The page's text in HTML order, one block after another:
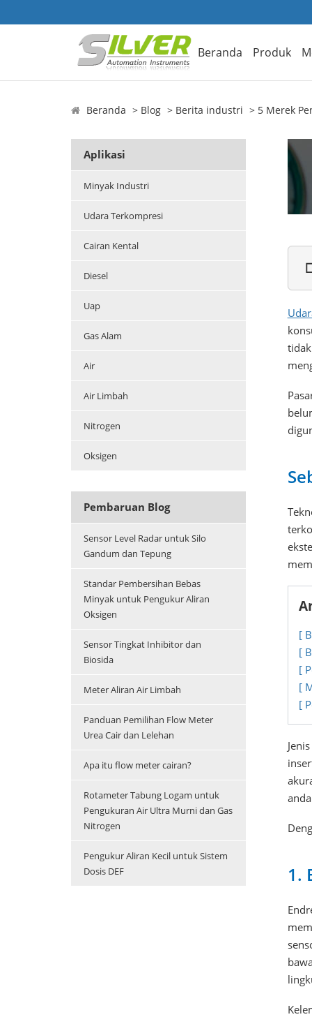
Beranda Produk
Beranda Blog Berita industri 5 Merek
Aplikasi
Minyak Industri
Udara Terkompresi
Cairan Kental
Diesel
Uap
Gas Alam
Air
Air Limbah
Nitrogen
Oksigen
Pembaruan Blog
Sensor Level Radar untuk Silo
Gandum dan Tepung
Standar Pembersihan Bebas
Minyak untuk Pengukur Aliran
Oksigen
Sensor Tingkat Inhibitor dan
Biosida
Meter Aliran Air Limbah
Panduan Pemilihan Flow Meter
Urea Cair dan Lelehan
Apa itu flow meter cairan?
Rotameter Tabung Logam untuk
Pengukuran Air Ultra Murni dan Gas
Nitrogen
Pengukur Aliran Kecil untuk Sistem
Dosis DEF
[
[
[
[
[
1.